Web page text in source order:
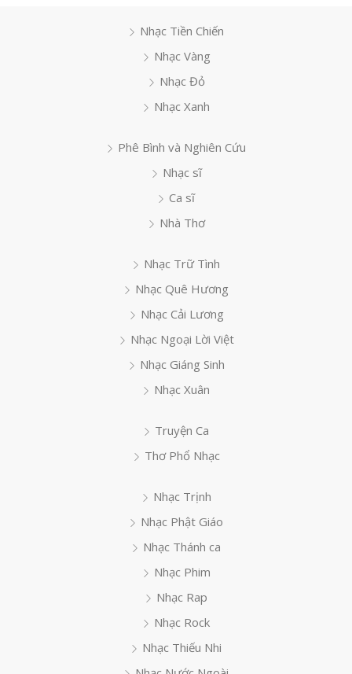
Nhạc Tiền Chiến
Nhạc Vàng
Nhạc Đỏ
Nhạc Xanh
Phê Bình và Nghiên Cứu
Nhạc sĩ
Ca sĩ
Nhà Thơ
Nhạc Trữ Tình
Nhạc Quê Hương
Nhạc Cải Lương
Nhạc Ngoại Lời Việt
Nhạc Giáng Sinh
Nhạc Xuân
Truyện Ca
Thơ Phổ Nhạc
Nhạc Trịnh
Nhạc Phật Giáo
Nhạc Thánh ca
Nhạc Phim
Nhạc Rap
Nhạc Rock
Nhạc Thiếu Nhi